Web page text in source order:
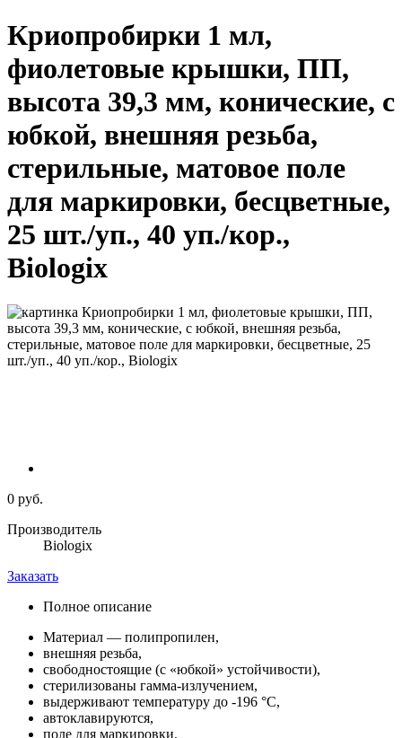
Криопробирки 1 мл,
фиолетовые крышки, ПП,
высота 39,3 мм, конические, с
юбкой, внешняя резьба,
стерильные, матовое поле
для маркировки, бесцветные,
25 шт./уп., 40 уп./кор.,
Biologix
0 руб.
Производитель
Biologix
Заказать
Полное описание
Материал — полипропилен,
внешняя резьба,
свободностоящие (с «юбкой» устойчивости),
стерилизованы гамма-излучением,
выдерживают температуру до -196 °С,
автоклавируются,
поле для маркировки,